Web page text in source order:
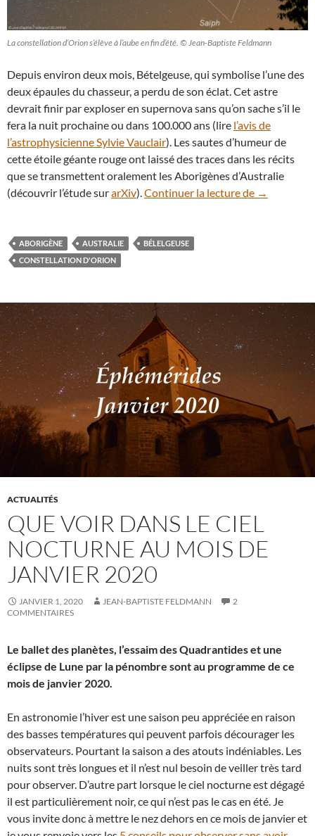
La constellation d’Orion s’élève à l’aube en fin d’été. © Jean-Baptiste Feldmann
Depuis environ deux mois, Bételgeuse, qui symbolise l’une des
deux épaules du chasseur, a perdu de son éclat. Cet astre
devrait finir par exploser en supernova sans qu’on sache s’il le
fera la nuit prochaine ou dans 100.000 ans (lire l’avis de
l’astrophysicienne Sylvie Vauclair). Les sautes d’humeur de
cette étoile géante rouge ont laissé des traces dans les récits
que se transmettent oralement les Aborigènes d’Australie
(découvrir l’étude surarXiv).Continuer la lecture de →
ABORIGÈNE AUSTRALIE
BÉLELGEUSE
CONSTELLATION D'ORION
ACTUALITÉS
QUE VOIR DANS LE CIEL
NOCTURNE AU MOIS DE
JANVIER 2020
JANVIER 1, 2020 JEAN-BAPTISTE FELDMANN
2
COMMENTAIRES
Le ballet des planètes, l’essaim des Quadrantides et une
éclipse de Lune par la pénombre sont au programme de ce
mois de janvier 2020.
En astronomie l’hiver est une saison peu appréciée en raison
des basses températures qui peuvent parfois décourager les
observateurs. Pourtant la saison a des atouts indéniables. Les
nuits sont très longues et il n’est nul besoin de veiller très tard
pour observer. D’autre part lorsque le ciel nocturne est dégagé
il est particulièrement noir, ce qui n’est pas le cas en été. Je
vous invite donc à mettre le nez dehors en ce mois de janvier et